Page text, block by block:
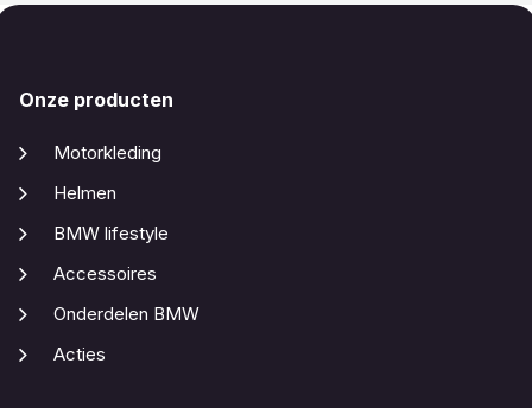
Onze producten
Motorkleding
Helmen
BMW lifestyle
Accessoires
Onderdelen BMW
Acties